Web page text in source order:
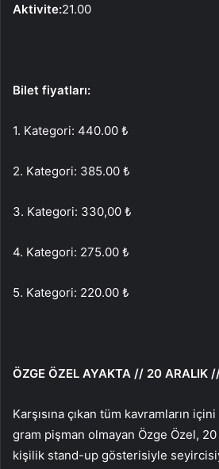
Aktivite:21.00
Bilet fiyatları:
1. Kategori: 440.00 ₺
2. Kategori: 385.00 ₺
3. Kategori: 330,00 ₺
4. Kategori: 275.00 ₺
5. Kategori: 220.00 ₺
ÖZGE ÖZEL AYAKTA // 20
Karşısına çıkan tüm kavramların
gram pişman olmayan Özge Özel, 20
kişilik stand-up gösterisiyle